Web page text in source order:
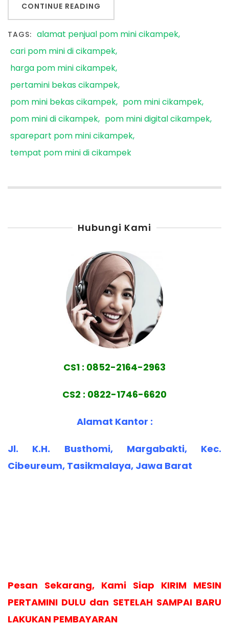
CONTINUE READING
TAGS: alamat penjual pom mini cikampek
cari pom mini di cikampek
harga pom mini cikampek
pertamini bekas cikampek
pom mini bekas cikampek
pom mini cikampek
pom mini di cikampek
pom mini digital cikampek
sparepart pom mini cikampek
tempat pom mini di cikampek
Hubungi Kami
CS1 : 0852-2164-2963
CS2 : 0822-1746-6620
Alamat Kantor :
Jl. K.H. Busthomi, Margabakti, Kec.
Cibeureum, Tasikmalaya, Jawa Barat
Pesan Sekarang, Kami Siap KIRIM MESIN
PERTAMINI DULU dan SETELAH SAMPAI BARU
LAKUKAN PEMBAYARAN